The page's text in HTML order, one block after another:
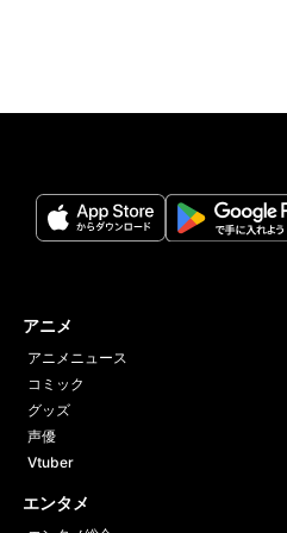
アニメ
アニメニュース
コミック
グッズ
声優
Vtuber
エンタメ